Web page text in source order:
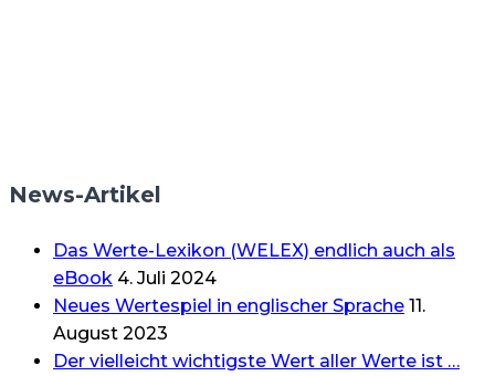
News-Artikel
Das Werte-Lexikon (WELEX) endlich auch als
eBook 4. Juli 2024
Neues Wertespiel in englischer Sprache 11.
August 2023
Der vielleicht wichtigste Wert aller Werte ist …